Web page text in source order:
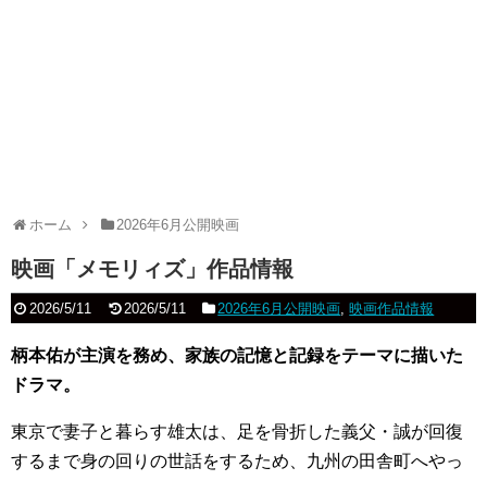
ホーム 2026年6月公開映画
映画「メモリィズ」作品情報
2026/5/11 2026/5/11 2026年6月公開映画,映画作品情報
柄本佑が主演を務め、家族の記憶と記録をテーマに描いた
ドラマ。
東京で妻子と暮らす雄太は、足を骨折した義父・誠が回復
するまで身の回りの世話をするため、九州の田舎町へやっ